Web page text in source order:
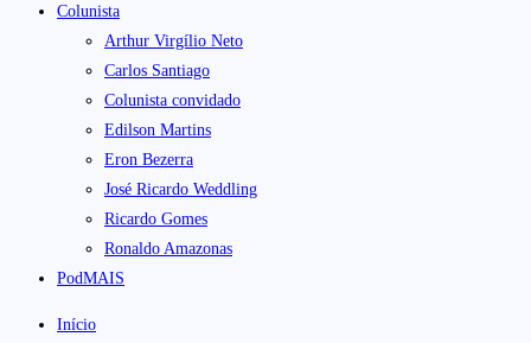
Colunista
Arthur Virgílio Neto
Carlos Santiago
Colunista convidado
Edilson Martins
Eron Bezerra
José Ricardo Weddling
Ricardo Gomes
Ronaldo Amazonas
PodMAIS
Início